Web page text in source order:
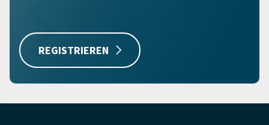
REGISTRIEREN